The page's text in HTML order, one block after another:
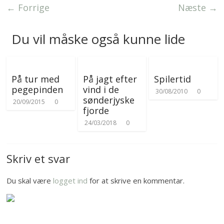
r← Forrige Næste →
Du vil måske også kunne lide
På tur med
pegepinden
20/09/2015 0
På jagt efter
vind i de
sønderjyske
fjorde
24/03/2018 0
Spilertid
30/08/2010 0
Skriv et svar
Du skal være logget ind for at skrive en kommentar.